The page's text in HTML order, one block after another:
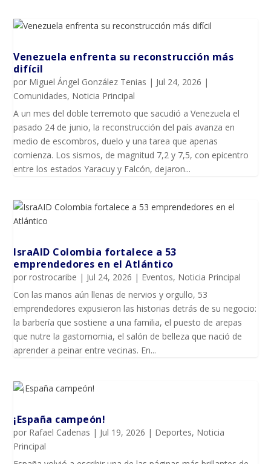
Venezuela enfrenta su reconstrucción más
difícil
por Miguel Ángel González Tenias | Jul 24, 2026 |
Comunidades, Noticia Principal
A un mes del doble terremoto que sacudió a Venezuela el
pasado 24 de junio, la reconstrucción del país avanza en
medio de escombros, duelo y una tarea que apenas
comienza. Los sismos, de magnitud 7,2 y 7,5, con epicentro
entre los estados Yaracuy y Falcón, dejaron...
IsraAID Colombia fortalece a 53
emprendedores en el Atlántico
porrostrocaribe | Jul 24, 2026 | Eventos, Noticia Principal
Con las manos aún llenas de nervios y orgullo, 53
emprendedores expusieron las historias detrás de su negocio:
la barbería que sostiene a una familia, el puesto de arepas
que nutre la gastornomia, el salón de belleza que nació de
aprender a peinar entre vecinas. En...
¡España campeón!
por Rafael Cadenas | Jul 19, 2026 | Deportes, Noticia
Principal